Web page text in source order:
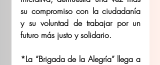
su compromiso con la ciudadanía
y su voluntad de trabajar por un
futuro más justo y solidario.
*La “Brigada de la Alegría” llega a